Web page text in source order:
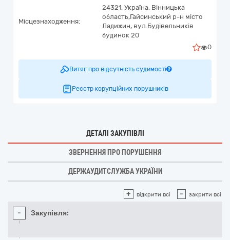
Місцезнаходження:
24321, Україна, Вінницька
область,Гайсинський р-н місто
Ладижин, вул.Будівельників
будинок 20
0
Витяг про відсутність судимості
Реєстр корупційних порушників
ДЕТАЛІ ЗАКУПІВЛІ
ЗВЕРНЕННЯ ПРО ПОРУШЕННЯ
ДЕРЖАУДИТСЛУЖБА УКРАЇНИ
+ відкрити всі - закрити всі
- Закупівля: